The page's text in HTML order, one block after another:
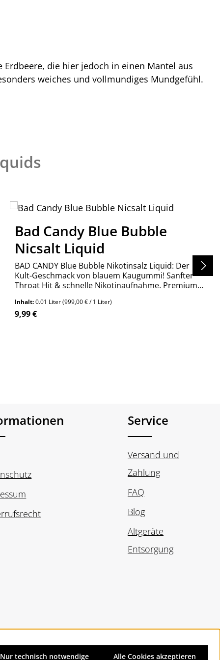
Erdbeere, die hier jedoch in einen Mantel aus
weiches und vollmundiges Mundgefühl.
Bad Candy Blue Bubble
Nicsalt Liquid
BAD CANDY Blue Bubble Nikotinsalz Liquid: Der
Kult-Geschmack von blauem Kaugummi! Sanfter
Throat Hit & schnelle Nikotinaufnahme. Premium
Inhalt:0.01 Liter(999,00 € / 1 Liter)
Regulärer Preis:
9,99 €
Service
Versand und
Zahlung
FAQ
Blog
Altgeräte
Entsorgung
Nur technisch notwendige Alle Cookies akzeptieren